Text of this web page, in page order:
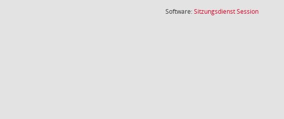
Software:SitzungsdienstSession(Wird in